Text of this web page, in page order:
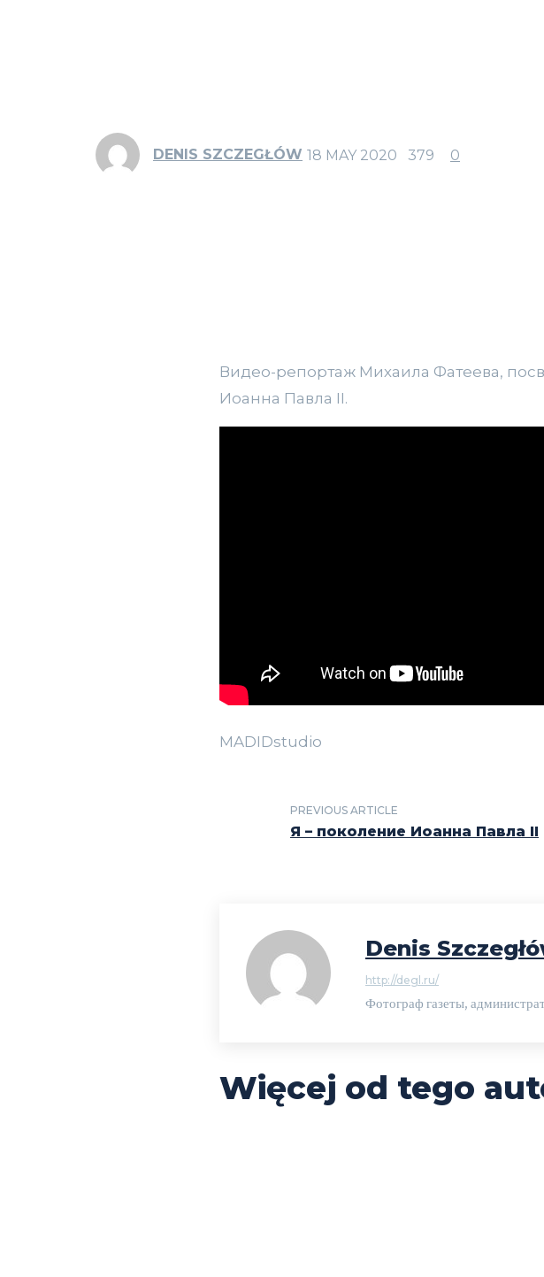
DENIS SZCZEGŁÓW 18 MAY 2020 379 0
Видео-репортаж Михаила Фатеева,
Иоанна Павла II.
MADIDstudio
PREVIOUS ARTICLE
Я – поколение Иоанна Павла II
Denis
http://degl.ru/
Фотограф газеты,
Więcej od tego